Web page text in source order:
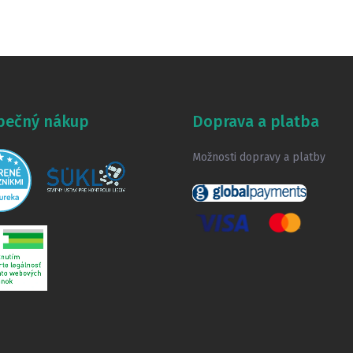
nákup Doprava a platba
Možnosti dopravy a platby